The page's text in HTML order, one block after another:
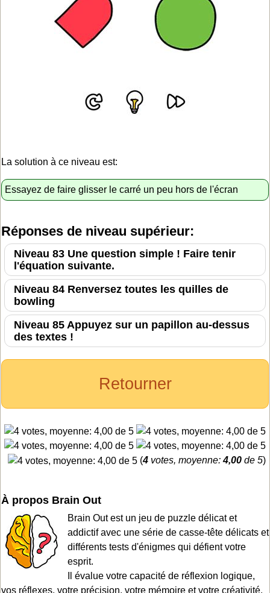
La solution à ce niveau est:
Essayez de faire glisser le carré un peu hors de l'écran
Réponses de niveau supérieur:
Niveau 83 Une question simple ! Faire tenir
l'équation suivante.
Niveau 84 Renversez toutes les quilles de
bowling
Niveau 85 Appuyez sur un papillon au-dessus
des textes !
Retourner
(4 votes, moyenne:4,00 de 5)
À propos Brain Out
Brain Out est un jeu de puzzle délicat et
addictif avec une série de casse-tête délicats et
différents tests d'énigmes qui défient votre
esprit.
Il évalue votre capacité de réflexion logique,
vos réflexes, votre précision, votre mémoire et votre créativité.